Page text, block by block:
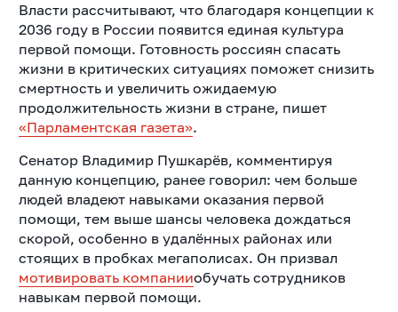
Власти рассчитывают, что благодаря концепции к
2036 году в России появится единая культура
первой помощи. Готовность россиян спасать
жизни в критических ситуациях поможет снизить
смертность и увеличить ожидаемую
продолжительность жизни в стране, пишет
«Парламентская газета».
Сенатор Владимир Пушкарёв, комментируя
данную концепцию, ранее говорил: чем больше
людей владеют навыками оказания первой
помощи, тем выше шансы человека дождаться
скорой, особенно в удалённых районах или
стоящих в пробках мегаполисах. Он призвал
мотивировать компанииобучать сотрудников
навыкам первой помощи.